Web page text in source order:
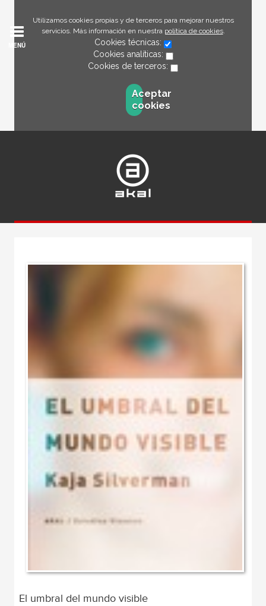
Utilizamos cookies propias y de terceros para mejorar nuestros
servicios. Más información en nuestra política de cookies.
Cookies técnicas:
Cookies analíticas:
Cookies de terceros:
Aceptar
cookies
MENÚ
El umbral del mundo visible